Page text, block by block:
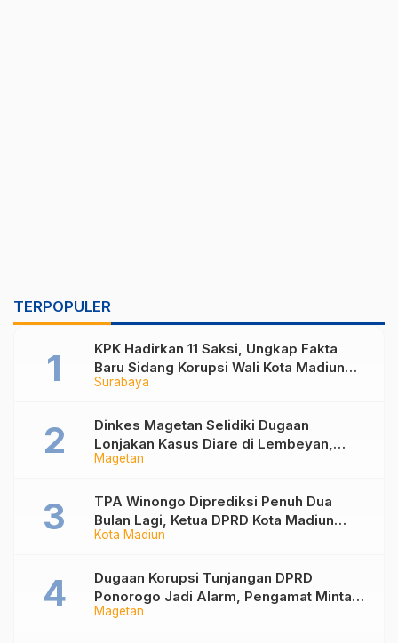
TERPOPULER
Surabaya
KPK Hadirkan 11 Saksi, Ungkap Fakta
Baru Sidang Korupsi Wali Kota Madiun
Nonaktif Maidi
Magetan
Dinkes Magetan Selidiki Dugaan
Lonjakan Kasus Diare di Lembeyan,
Lakukan Penyelidikan Epidemiologi
Kota Madiun
TPA Winongo Diprediksi Penuh Dua
Bulan Lagi, Ketua DPRD Kota Madiun
Desak Pemkot Percepat Penanganan
Magetan
Dugaan Korupsi Tunjangan DPRD
Ponorogo Jadi Alarm, Pengamat Minta
Magetan Perkuat Tata Kelola